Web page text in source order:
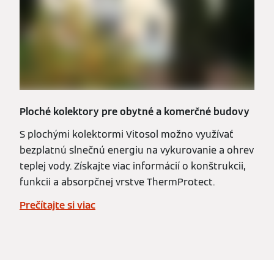
Ploché kolektory pre obytné a komerčné budovy
S plochými kolektormi Vitosol možno využívať
bezplatnú slnečnú energiu na vykurovanie a ohrev
teplej vody. Získajte viac informácií o konštrukcii,
funkcii a absorpčnej vrstve ThermProtect.
Prečítajte si viac